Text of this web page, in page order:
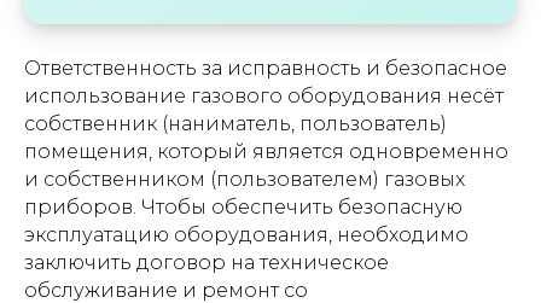
Ответственность за исправность и безопасное
использование газового оборудования несёт
собственник (наниматель, пользователь)
помещения, который является одновременно
и собственником (пользователем) газовых
приборов. Чтобы обеспечить безопасную
эксплуатацию оборудования, необходимо
заключить договор на техническое
обслуживание и ремонт со